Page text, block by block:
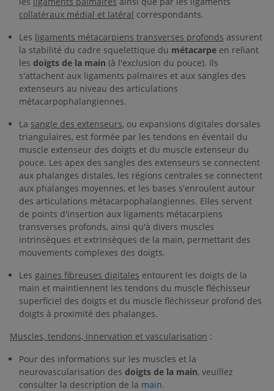
collatéraux médial et latéral correspondants.
Les ligaments métacarpiens transverses profonds assurent
la stabilité du cadre squelettique du métacarpe en reliant
les doigts de la main (à l'exclusion du pouce). Ils
s'attachent aux ligaments palmaires et aux sangles des
extenseurs au niveau des articulations
métacarpophalangiennes.
La sangle des extenseurs, ou expansions digitales dorsales
triangulaires, est formée par les tendons en éventail du
muscle extenseur des doigts et du muscle extenseur du
pouce. Les apex des sangles des extenseurs se connectent
aux phalanges distales, les régions centrales se connectent
aux phalanges moyennes, et les bases s'enroulent autour
des articulations métacarpophalangiennes. Elles servent
de points d'insertion aux ligaments métacarpiens
transverses profonds, ainsi qu'à divers muscles
intrinsèques et extrinsèques de la main, permettant des
mouvements complexes des doigts.
Les gaines fibreuses digitales entourent les doigts de la
main et maintiennent les tendons du muscle fléchisseur
superficiel des doigts et du muscle fléchisseur profond des
doigts à proximité des phalanges.
Muscles, tendons, innervation et vascularisation :
Pour des informations sur les muscles et la
neurovascularisation des doigts de la main, veuillez
consulter la description de la main.